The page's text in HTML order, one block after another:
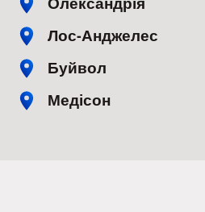
Лос-Анджелес
Буйвол
Медісон